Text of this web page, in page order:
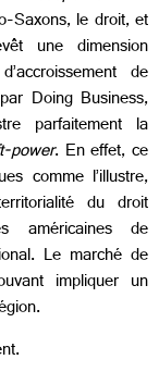
Saxons, le droit, et
une dimension
de
Doing Business,
parfaitement la
power. En effet, ce
comme l’illustre,
du droit
américaines de
Le marché de
impliquer un